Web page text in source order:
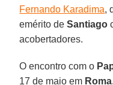
Fernando Karadima,
emérito deSantiago
acobertadores.
O encontro com o
17 de maio em Roma